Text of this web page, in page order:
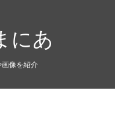
にあ
像を紹介